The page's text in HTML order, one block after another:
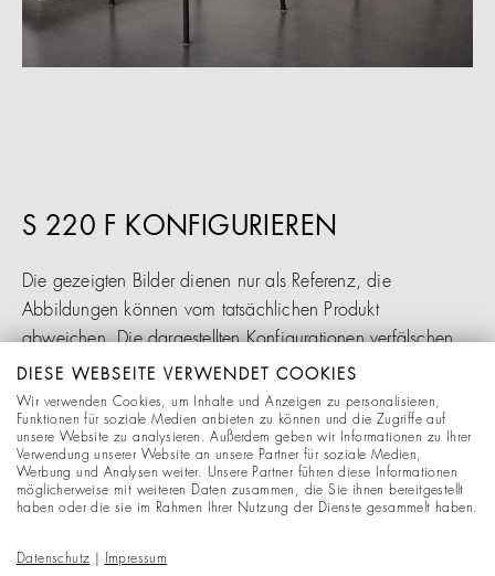
S 220 F KONFIGURIEREN
Die gezeigten Bilder dienen nur als Referenz, die
Abbildungen können vom tatsächlichen Produkt
abweichen. Die dargestellten Konfigurationen verfälschen
die gezeigten Materialien und Stoffe, Farbdifferenzen zum
Original sind möglich. Änderungen behalten wir uns
ausdrücklich vor.
Retouren sind daher nur bei den Vorkonfigurationen aus
dem Bereich "Empfehlungen" möglich.
DIESE WEBSEITE VERWENDET COOKIES
Wir verwenden Cookies, um Inhalte und Anzeigen zu personalisieren,
Funktionen für soziale Medien anbieten zu können und die Zugriffe auf
unsere Website zu analysieren. Außerdem geben wir Informationen zu Ihrer
Verwendung unserer Website an unsere Partner für soziale Medien,
Werbung und Analysen weiter. Unsere Partner führen diese Informationen
möglicherweise mit weiteren Daten zusammen, die Sie ihnen bereitgestellt
haben oder die sie im Rahmen Ihrer Nutzung der Dienste gesammelt haben.
Datenschutz Impressum